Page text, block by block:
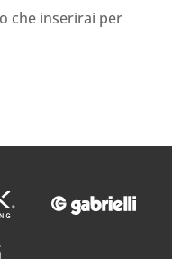
che inserirai per